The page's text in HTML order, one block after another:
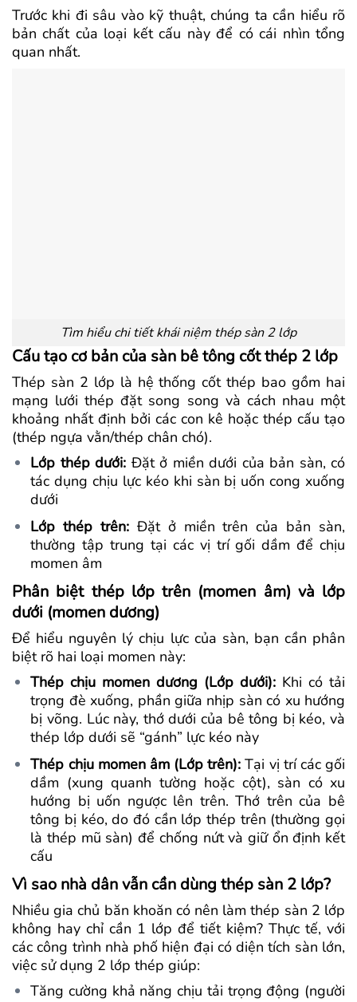
Trước khi đi sâu vào kỹ thuật, chúng ta cần hiểu rõ
bản chất của loại kết cấu này để có cái nhìn tổng
quan nhất.
Tìm hiểu chi tiết khái niệm thép sàn 2 lớp
Cấu tạo cơ bản của sàn bê tông cốt thép 2 lớp
Thép sàn 2 lớp là hệ thống cốt thép bao gồm hai
mạng lưới thép đặt song song và cách nhau một
khoảng nhất định bởi các con kê hoặc thép cấu tạo
(thép ngựa vằn/thép chân chó).
Lớp thép dưới: Đặt ở miền dưới của bản sàn, có
tác dụng chịu lực kéo khi sàn bị uốn cong xuống
dưới
Lớp thép trên: Đặt ở miền trên của bản sàn,
thường tập trung tại các vị trí gối dầm để chịu
momen âm
Phân biệt thép lớp trên (momen âm) và lớp
dưới (momen dương)
Để hiểu nguyên lý chịu lực của sàn, bạn cần phân
biệt rõ hai loại momen này:
Thép chịu momen dương (Lớp dưới): Khi có tải
trọng đè xuống, phần giữa nhịp sàn có xu hướng
bị võng. Lúc này, thớ dưới của bê tông bị kéo, và
thép lớp dưới sẽ “gánh” lực kéo này
Thép chịu momen âm (Lớp trên): Tại vị trí các gối
dầm (xung quanh tường hoặc cột), sàn có xu
hướng bị uốn ngược lên trên. Thớ trên của bê
tông bị kéo, do đó cần lớp thép trên (thường gọi
là thép mũ sàn) để chống nứt và giữ ổn định kết
cấu
Vì sao nhà dân vẫn cần dùng thép sàn 2 lớp?
Nhiều gia chủ băn khoăn có nên làm thép sàn 2 lớp
không hay chỉ cần 1 lớp để tiết kiệm? Thực tế, với
các công trình nhà phố hiện đại có diện tích sàn lớn,
việc sử dụng 2 lớp thép giúp:
Tăng cường khả năng chịu tải trọng động (người